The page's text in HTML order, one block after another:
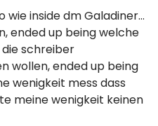
wie inside dm Galadiner…
ended up being welche
schreiber
wollen, ended up being
wenigkeit mess dass
meine wenigkeit keinen